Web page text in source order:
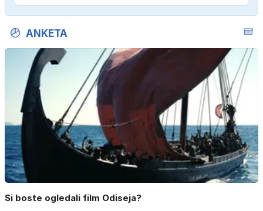
ANKETA
Si boste ogledali film Odiseja?